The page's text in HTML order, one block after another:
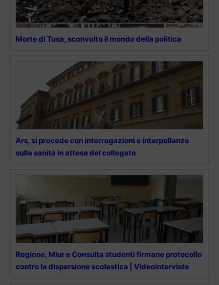
Morte di Tusa, sconvolto il mondo della politica
Ars, si procede con interrogazioni e interpellanze
sulla sanità in attesa del collegato
Regione, Miur e Consulta studenti firmano protocollo
contro la dispersione scolastica | Videointerviste